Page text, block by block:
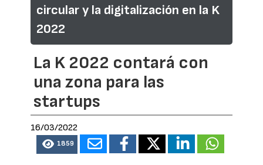
circular y la digitalización en la K
2022
La K 2022 contará con
una zona para las
startups
16/03/2022
1859